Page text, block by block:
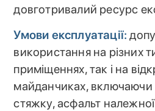
довготривалий ресурс
Умови експлуатації:
використання на різних
приміщеннях, так і на
майданчиках,
стяжку, асфальт належної